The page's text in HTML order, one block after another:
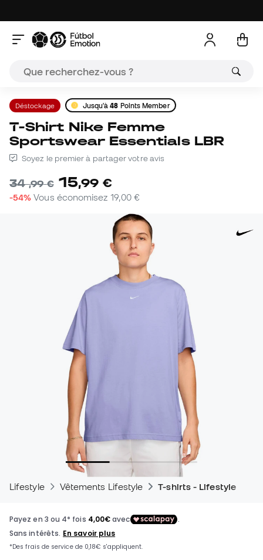
Déstockage Jusqu'à48 Points Member
T-Shirt Nike Femme
Sportswear Essentials LBR
Soyez le premier à partager votre avis
34,99 € 15,99 €
-54% Vous économisez 19,00 €
Lifestyle Vêtements Lifestyle T-shirts - Lifestyle